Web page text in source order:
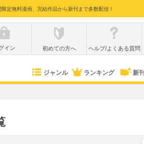
定無料漫画、完結作品から新刊まで多数配信！
イン 初めての方へ ヘルプ/よくある質問
ジャンル ランキング 新刊